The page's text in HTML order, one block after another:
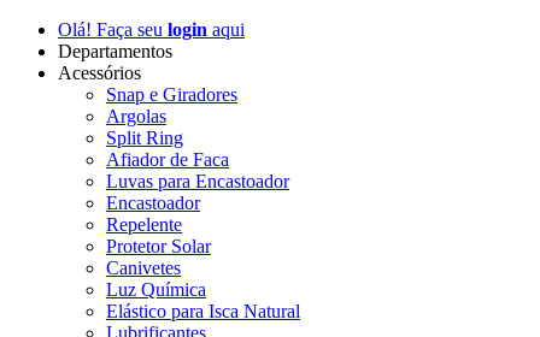
Olá! Faça seu login aqui
Departamentos
Acessórios
Snap e Giradores
Argolas
Split Ring
Afiador de Faca
Luvas para Encastoador
Encastoador
Repelente
Protetor Solar
Canivetes
Luz Química
Elástico para Isca Natural
Lubrificantes